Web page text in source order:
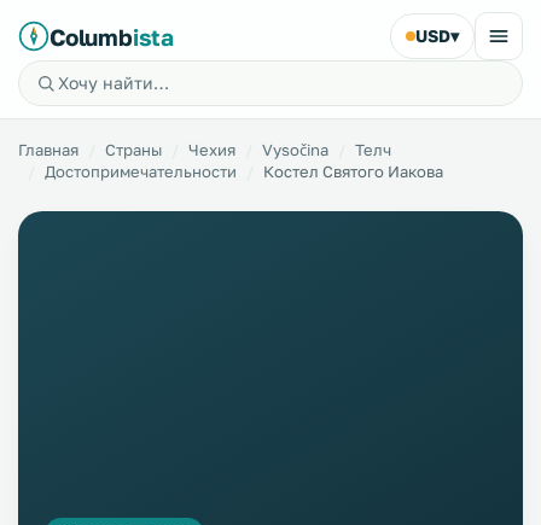
Columbista USD▾
Главная Страны Чехия Vysočina
Телч
Достопримечательности
Костел Святого Иакова